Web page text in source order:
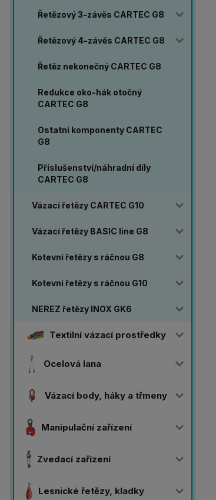
Řetězový 3-závěs CARTEC G8
Řetězový 4-závěs CARTEC G8
Řetěz nekonečný CARTEC G8
Redukce oko-hák otočný
CARTEC G8
Ostatní komponenty CARTEC
G8
Příslušenství/náhradní díly
CARTEC G8
Vázací řetězy CARTEC G10
Vázací řetězy BASIC line G8
Kotevní řetězy s ráčnou G8
Kotevní řetězy s ráčnou G10
NEREZ řetězy INOX GK6
Textilní vázací prostředky
Ocelová lana
Vázací body, háky a třmeny
Manipulační zařízení
Zvedací zařízení
Lesnické řetězy, kladky